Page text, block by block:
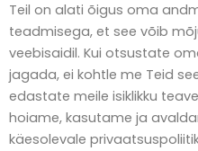
Teil on alati õigus oma
teadmisega, et see võib
veebisaidil. Kui otsustate
jagada, ei kohtle me Teid
edastate meile isiklikku
hoiame, kasutame ja
käesolevale